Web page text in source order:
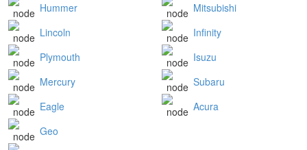
Hummer
Lincoln
Plymouth
Mercury
Eagle
Geo
Mitsubishi
Infinity
Isuzu
Subaru
Acura